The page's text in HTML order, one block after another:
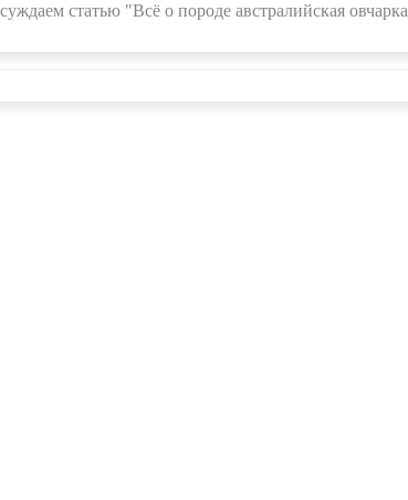
статью "Всё о породе австралийская